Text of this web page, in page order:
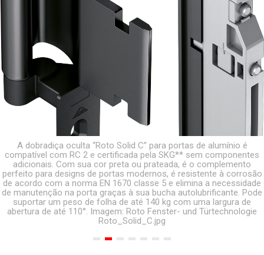
A dobradiça oculta “Roto Solid C” para portas de alumínio é
compatível com RC 2 e certificada pela SKG** sem componentes
adicionais. Com sua cor preta ou prateada, é o complemento
perfeito para designs de portas modernos, é resistente à corrosão
de acordo com a norma EN 1670 classe 5 e elimina a necessidade
de manutenção na porta graças à sua bucha autolubrificante. Pode
suportar um peso de folha de até 140 kg com uma largura de
abertura de até 110°. Imagem: Roto Fenster- und Türtechnologie
Roto_Solid_C.jpg